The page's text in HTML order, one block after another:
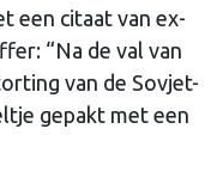
een citaat van ex-
“Na de val van
van de Sovjet-
gepakt met een